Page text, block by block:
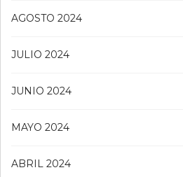
AGOSTO 2024
JULIO 2024
JUNIO 2024
MAYO 2024
ABRIL 2024